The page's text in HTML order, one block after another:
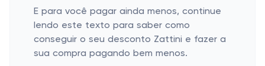
E para você pagar ainda menos, continue
lendo este texto para saber como
conseguir o seu desconto Zattini e fazer a
sua compra pagando bem menos.